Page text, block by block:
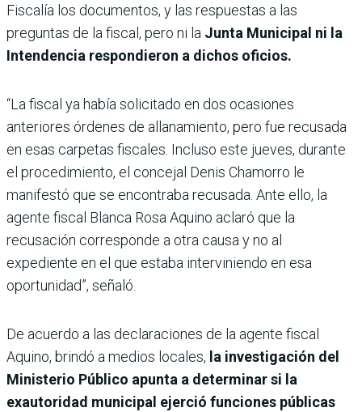
Fiscalía los documentos, y las respuestas a las
preguntas de la fiscal, pero ni la Junta Municipal ni la
Intendencia respondieron a dichos oficios.
“La fiscal ya había solicitado en dos ocasiones
anteriores órdenes de allanamiento, pero fue recusada
en esas carpetas fiscales. Incluso este jueves, durante
el procedimiento, el concejal Denis Chamorro le
manifestó que se encontraba recusada. Ante ello, la
agente fiscal Blanca Rosa Aquino aclaró que la
recusación corresponde a otra causa y no al
expediente en el que estaba interviniendo en esa
oportunidad”, señaló.
De acuerdo a las declaraciones de la agente fiscal
Aquino, brindó a medios locales, la investigación del
Ministerio Público apunta a determinar si la
exautoridad municipal ejerció funciones públicas